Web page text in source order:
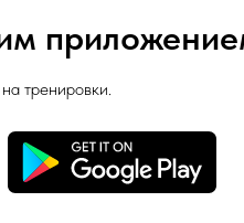
тренировки.